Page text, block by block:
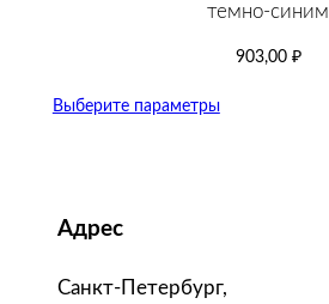
темно-cиним
903,00 ₽
Выберите параметры
Адрес
Санкт-Петербург,